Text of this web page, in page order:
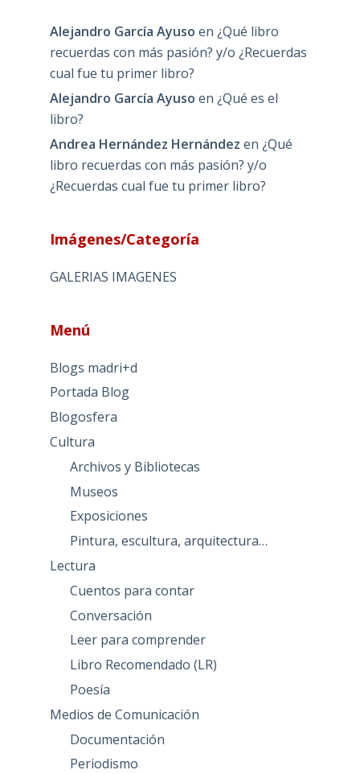
Alejandro García Ayuso en ¿Qué libro
recuerdas con más pasión? y/o ¿Recuerdas
cual fue tu primer libro?
Alejandro García Ayuso en ¿Qué es el
libro?
Andrea Hernández Hernández en ¿Qué
libro recuerdas con más pasión? y/o
¿Recuerdas cual fue tu primer libro?
Imágenes/Categoría
GALERIAS IMAGENES
Menú
Blogs madri+d
Portada Blog
Blogosfera
Cultura
Archivos y Bibliotecas
Museos
Exposiciones
Pintura, escultura, arquitectura…
Lectura
Cuentos para contar
Conversación
Leer para comprender
Libro Recomendado (LR)
Poesía
Medios de Comunicación
Documentación
Periodismo